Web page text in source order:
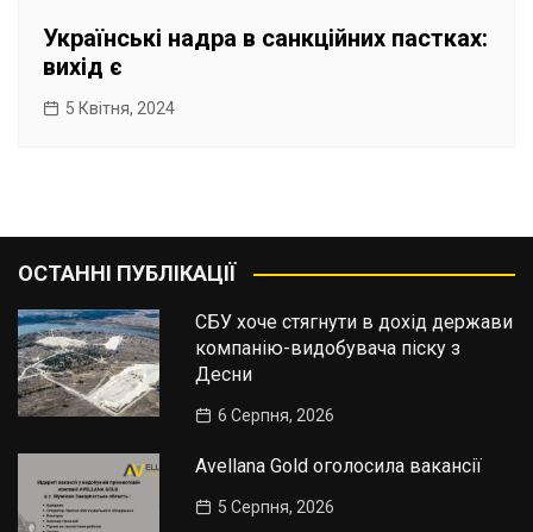
Українські надра в санкційних пастках:
вихід є
5 Квітня, 2024
ОСТАННІ ПУБЛІКАЦІЇ
СБУ хоче стягнути в дохід держави
компанію-видобувача піску з
Десни
6 Серпня, 2026
Avellana Gold оголосила вакансії
5 Серпня, 2026